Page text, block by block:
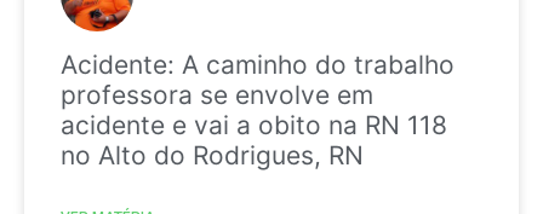
Acidente: A caminho do trabalho
professora se envolve em
acidente e vai a obito na RN 118
no Alto do Rodrigues, RN